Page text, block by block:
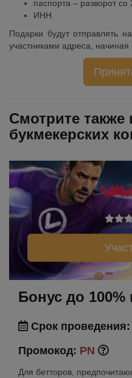
паспорта – разворот
ИНН.
Подарки будут отправлять
участниками адреса, начиная
Смотрите также
букмекерских
Бонус до 100%
Срок проведения:
Промокод: PN
Для бетторов,